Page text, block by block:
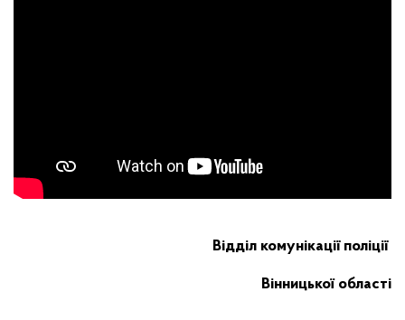
Відділ комунікації поліції
Вінницької області